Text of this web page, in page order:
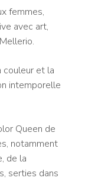
femmes,
avec art,
couleur et la
intemporelle
Queen de
notamment
de la
serties dans